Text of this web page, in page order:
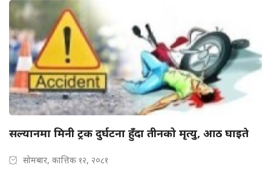
सल्यानमा मिनी ट्रक दुर्घटना हुँदा तीनको मृत्यु, आठ घाइते
सोमबार, कात्तिक १२, २०८१